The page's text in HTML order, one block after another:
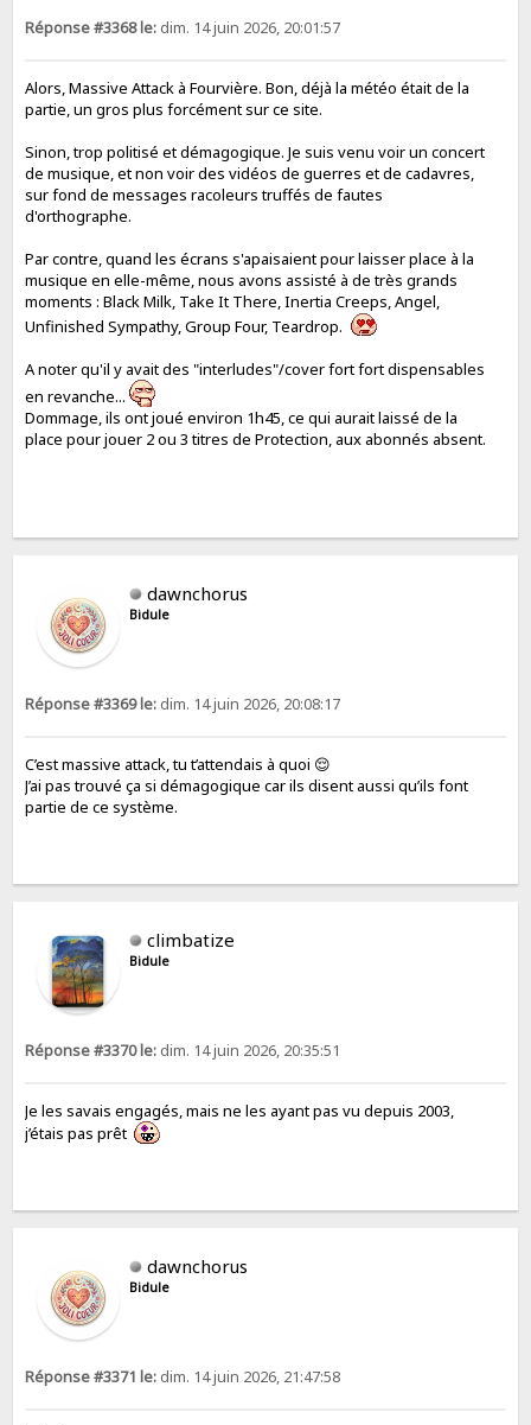
Réponse #3368 le: dim. 14 juin 2026, 20:01:57
Alors, Massive Attack à Fourvière. Bon, déjà la météo était de la
partie, un gros plus forcément sur ce site.
Sinon, trop politisé et démagogique. Je suis venu voir un concert
de musique, et non voir des vidéos de guerres et de cadavres,
sur fond de messages racoleurs truffés de fautes
d'orthographe.
Par contre, quand les écrans s'apaisaient pour laisser place à la
musique en elle-même, nous avons assisté à de très grands
moments : Black Milk, Take It There, Inertia Creeps, Angel,
Unfinished Sympathy, Group Four, Teardrop.
A noter qu'il y avait des "interludes"/cover fort fort dispensables
en revanche...
Dommage, ils ont joué environ 1h45, ce qui aurait laissé de la
place pour jouer 2 ou 3 titres de Protection, aux abonnés absent.
dawnchorus
Bidule
Réponse #3369 le: dim. 14 juin 2026, 20:08:17
C’est massive attack, tu t’attendais à quoi 😌
J’ai pas trouvé ça si démagogique car ils disent aussi qu’ils font
partie de ce système.
climbatize
Bidule
Réponse #3370 le: dim. 14 juin 2026, 20:35:51
Je les savais engagés, mais ne les ayant pas vu depuis 2003,
j’étais pas prêt
dawnchorus
Bidule
Réponse #3371 le: dim. 14 juin 2026, 21:47:58